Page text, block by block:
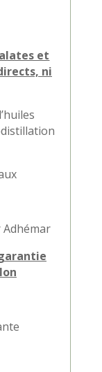
et
ni
Adhémar